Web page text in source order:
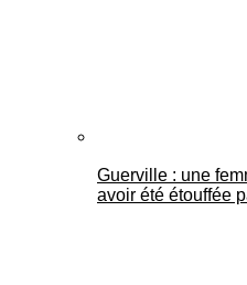
Guerville : une
avoir été étouffée